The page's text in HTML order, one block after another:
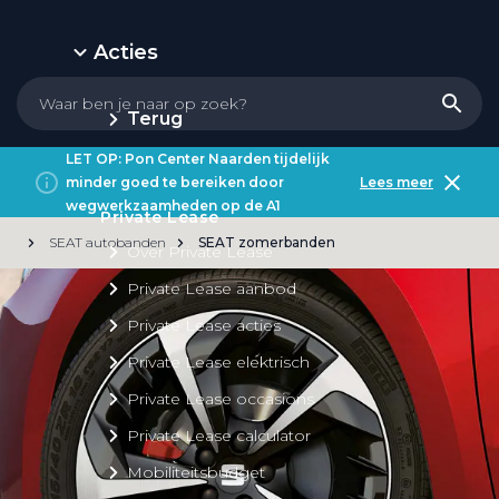
Acties
Terug
Private Lease
Over Private Lease
Private Lease aanbod
Private Lease acties
Private Lease elektrisch
Private Lease occasions
Private Lease calculator
Mobiliteitsbudget
LET OP: Pon Center Naarden tijdelijk
minder goed te bereiken door
wegwerkzaamheden op de A1
Lees meer
SEAT autobanden SEAT zomerbanden